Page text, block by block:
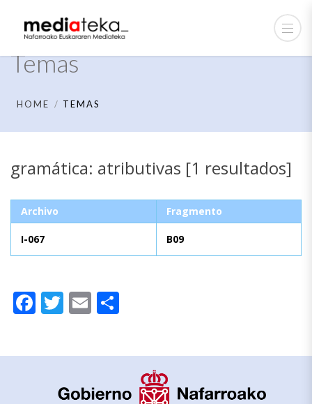
Temas
HOME TEMAS
gramática: atributivas [1 resultados]
Archivo Fragmento
I-067 B09
Facebook
Twitter
Email